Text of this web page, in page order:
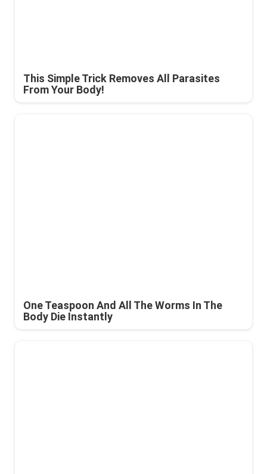
This Simple Trick Removes All Parasites
From Your Body!
One Teaspoon And All The Worms In The
Body Die Instantly